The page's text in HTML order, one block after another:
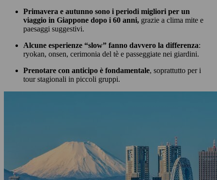
Primavera e autunno sono i periodi migliori per un
viaggio in Giappone dopo i 60 anni, grazie a clima mite e
paesaggi suggestivi.
Alcune esperienze “slow” fanno davvero la differenza:
ryokan, onsen, cerimonia del tè e passeggiate nei giardini.
Prenotare con anticipo è fondamentale, soprattutto per i
tour stagionali in piccoli gruppi.